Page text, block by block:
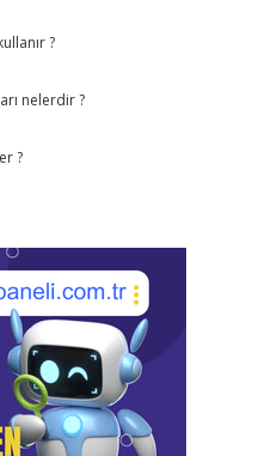
?
nelerdir ?
?